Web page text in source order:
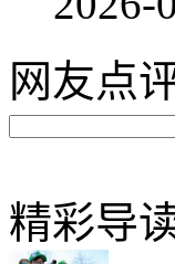
网友点
精彩导